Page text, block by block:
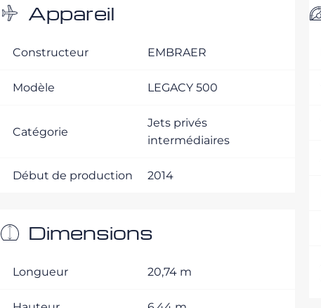
Appareil
Constructeur EMBRAER
Modèle LEGACY 500
Catégorie
Jets privés
intermédiaires
Début de production 2014
Dimensions
Longueur 20,74 m